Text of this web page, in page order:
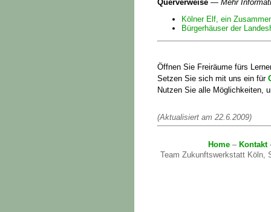
Querverweise — Mehr
Kölner Elf, ein
Bürgerhäuser der
Öffnen Sie Freiräume fürs
Setzen Sie sich mit uns ein für
Nutzen Sie alle Möglichkeiten,
(Aktualisiert am 22.6.2009)
Home– Kontakt
Team Zukunftswerkstatt Köln,